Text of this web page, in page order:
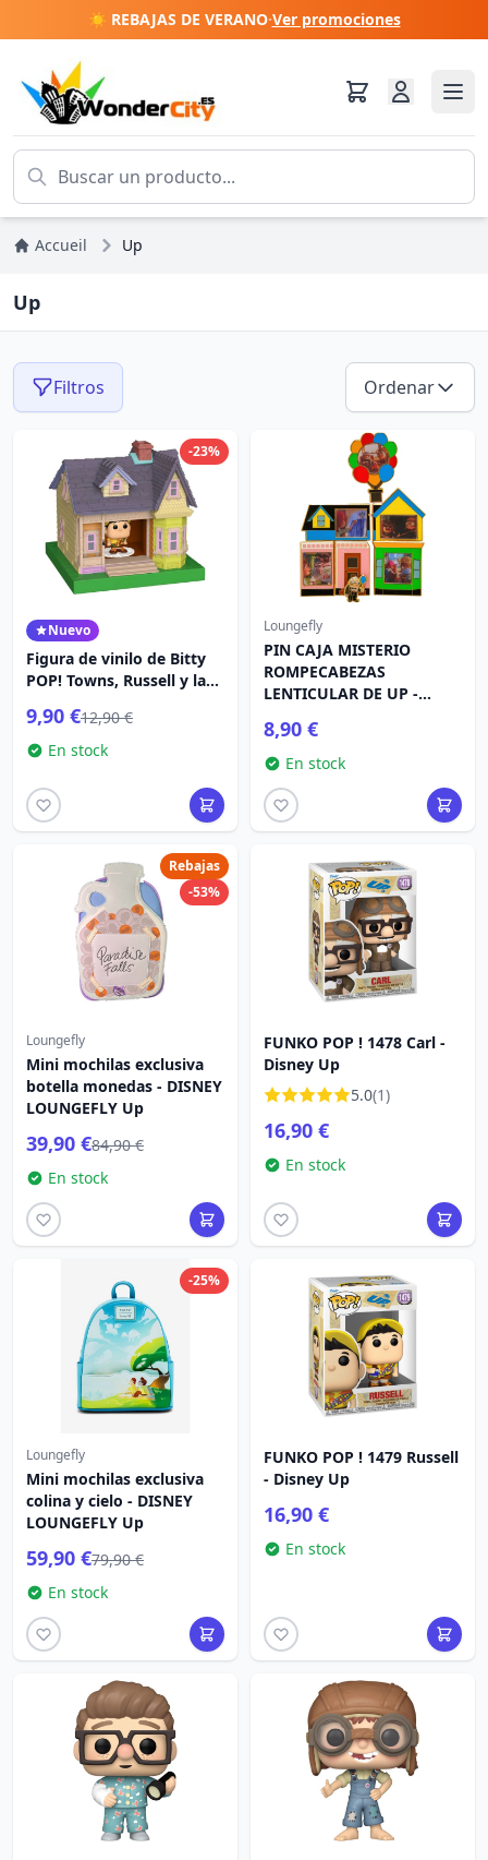
☀️ REBAJAS DE VERANO·Ver promociones
Accueil Up
Up
Filtros Ordenar
-23%
Nuevo
Figura de vinilo de Bitty
POP! Towns, Russell y la
9,90 €12,90 €
En stock
Loungefly
PIN CAJA MISTERIO
ROMPECABEZAS
LENTICULAR DE UP -
8,90 €
En stock
Rebajas
-53%
Loungefly
Mini mochilas exclusiva
botella monedas - DISNEY
LOUNGEFLY Up
39,90 €84,90 €
En stock
FUNKO POP ! 1478 Carl -
Disney Up
5.0(1)
16,90 €
En stock
-25%
Loungefly
Mini mochilas exclusiva
colina y cielo - DISNEY
LOUNGEFLY Up
59,90 €79,90 €
En stock
FUNKO POP ! 1479 Russell
- Disney Up
16,90 €
En stock